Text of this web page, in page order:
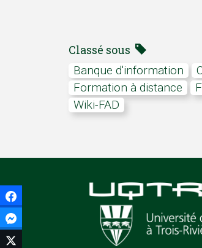
Classé sous
banque d'information
formation à distance
Wiki-FAD
Facebook Messenger